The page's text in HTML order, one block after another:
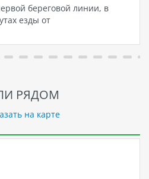
береговой линии, в
езды от
РЯДОМ
на карте